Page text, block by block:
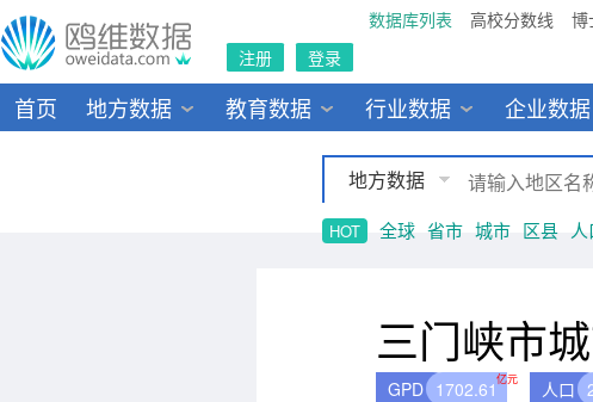
数据库列表 高校分数线 博
注册
登录
首页 地方数据 教育数据 行业数据 企业数据
地方数据
HOT 全球 省市 城市 区县
三门峡市
GPD 1702.61亿元 人口